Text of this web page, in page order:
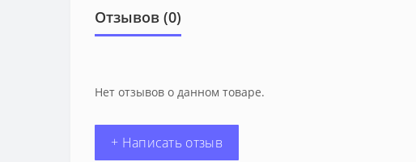
Отзывов (0)
Нет отзывов о данном товаре.
+ Написать отзыв